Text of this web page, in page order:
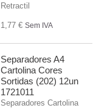
Retractil
1,77 € Sem IVA
Separadores A4
Cartolina Cores
Sortidas (202) 12un
1721011
Separadores Cartolina